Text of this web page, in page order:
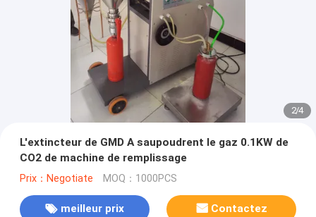
2/4
L'extincteur de GMD A saupoudrent le gaz 0.1KW de
CO2 de machine de remplissage
Prix：Negotiate MOQ：1000PCS
meilleur prix Contactez